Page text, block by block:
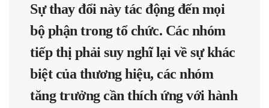
Sự thay đổi này tác động đến mọi
bộ phận trong tổ chức. Các nhóm
tiếp thị phải suy nghĩ lại về sự khác
biệt của thương hiệu, các nhóm
tăng trưởng cần thích ứng với hành